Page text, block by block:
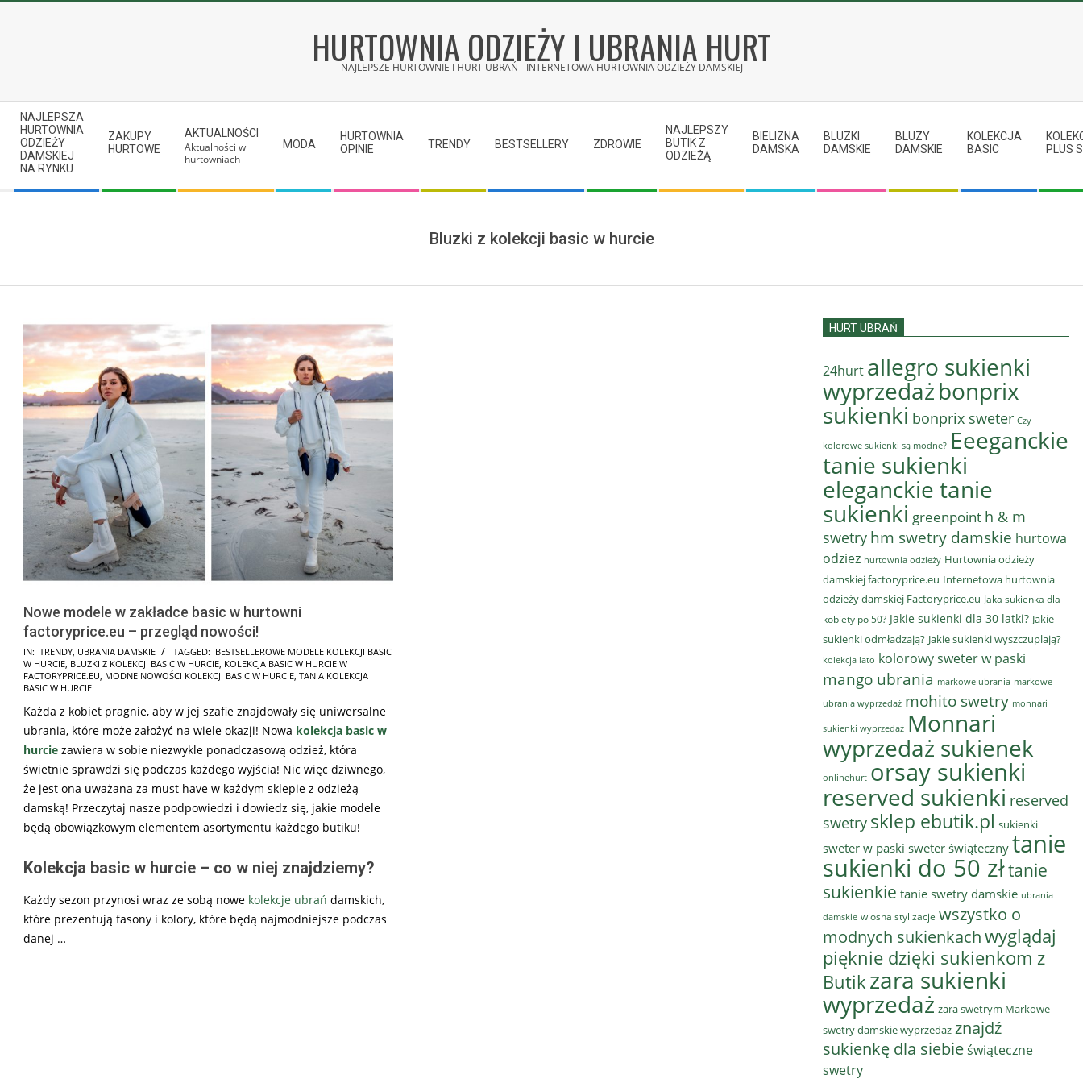
HURTOWNIA ODZIEŻY I UBRANIA HURT
NAJLEPSZE HURTOWNIE I HURT UBRAŃ - INTERNETOWA HURTOWNIA ODZIEŻY DAMSKIEJ
Secondary
Navigation
Menu
NAJLEPSZA
HURTOWNIA
ODZIEŻY
DAMSKIEJ
NA RYNKU
ZAKUPY
HURTOWE
AKTUALNOŚCI
Aktualności w
hurtowniach
MODA
HURTOWNIA
OPINIE
TRENDY BESTSELLERY ZDROWIE
NAJLEPSZY
BUTIK Z
ODZIEŻĄ
BIELIZNA
DAMSKA
BLUZKI
DAMSKIE
BLUZY
DAMSKIE
KOLEKCJA
BASIC
PLUS
Bluzki z kolekcji basic w hurcie
Nowe modele w zakładce basic w hurtowni
factoryprice.eu – przegląd nowości!
2021-
12-
27
IN: TRENDY UBRANIA DAMSKIE TAGGED: BESTSELLEROWE MODELE KOLEKCJI BASIC
W HURCIE BLUZKI Z KOLEKCJI BASIC W HURCIE KOLEKCJA BASIC W HURCIE W
FACTORYPRICE.EU MODNE NOWOŚCI KOLEKCJI BASIC W HURCIE TANIA KOLEKCJA
BASIC W HURCIE
Każda z kobiet pragnie, aby w jej szafie znajdowały się uniwersalne
ubrania, które może założyć na wiele okazji! Nowa kolekcja basic w
hurcie zawiera w sobie niezwykle ponadczasową odzież, która
świetnie sprawdzi się podczas każdego wyjścia! Nic więc dziwnego,
że jest ona uważana za must have w każdym sklepie z odzieżą
damską! Przeczytaj nasze podpowiedzi i dowiedz się, jakie modele
będą obowiązkowym elementem asortymentu każdego butiku!
Kolekcja basic w hurcie – co w niej znajdziemy?
Każdy sezon przynosi wraz ze sobą nowe kolekcje ubrań damskich,
które prezentują fasony i kolory, które będą najmodniejsze podczas
danej …
HURT UBRAŃ
24hurt allegro sukienki
wyprzedażbonprix
sukienki bonprix sweter Czy
kolorowe sukienki są modne? Eeeganckie
tanie sukienki
eleganckie tanie
sukienki greenpoint h & m
swetry hm swetry damskie hurtowa
odziez hurtownia odzieży Hurtownia odzieży
damskiej factoryprice.eu Internetowa hurtownia
odzieży damskiej Factoryprice.eu Jaka sukienka dla
kobiety po 50? Jakie sukienki dla 30 latki? Jakie
sukienki odmładzają? Jakie sukienki wyszczuplają?
kolekcja lato kolorowy sweter w paski
mango ubrania markowe ubrania markowe
ubrania wyprzedaż mohito swetry monnari
sukienki wyprzedaż Monnari
wyprzedaż sukienek
onlinehurt orsay sukienki
reserved sukienki reserved
swetry sklep ebutik.pl sukienki
sweter w paski sweter świątecznytanie
sukienki do 50 złtanie
sukienkie tanie swetry damskie ubrania
damskie wiosna stylizacje wszystko o
modnych sukienkachwyglądaj
pięknie dzięki sukienkom z
Butik zara sukienki
wyprzedaż zara swetrym Markowe
swetry damskie wyprzedaż znajdź
sukienkę dla siebieświąteczne
swetry